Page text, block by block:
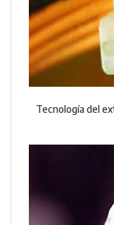
Tecnología del